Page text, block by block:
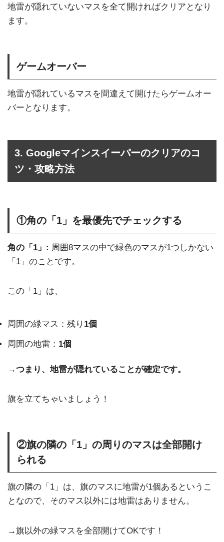
地雷が隠れていないマスを全て開ければクリアとなり
ます。
ゲームオーバー
地雷が隠れているマスを間違えて開けたらゲームオー
バーとなります。
3. Googleマインスイーパーのクリアのコ
ツ・攻略方法
①角の「1」を最優先でチェックする
角の「1」: 周囲8マスの中で緑色のマスが1つしかない
「1」のことです。
この「1」は、
周囲の緑マス：残り 1個
周囲の地雷： 1個
→つまり、地雷が隠れていることが確定です。
旗を立てちゃいましょう！
②旗の隣の「1」の周りのマスは全部開け
られる
旗の隣の「1」は、旗のマスに地雷が1個あるというこ
となので、そのマス以外には地雷はありません。
→旗以外の緑マスを全部開けてOKです！